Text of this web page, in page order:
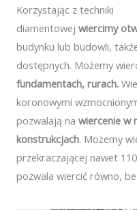
Korzystając z techniki
diamentowej wiercimy
budynku lub budowli,
dostępnych. Możemy
fundamentach, rurach.
koronowymi
pozwalają na wiercenie w
konstrukcjach. Możemy
przekraczającej nawet
pozwala wiercić równo,